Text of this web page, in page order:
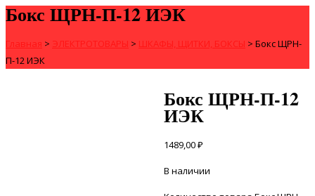
Бокс ЩРН-П-12 ИЭК
Главная > ЭЛЕКТРОТОВАРЫ > ШКАФЫ, ЩИТКИ, БОКСЫ > Бокс ЩРН-
П-12 ИЭК
Бокс ЩРН-П-12
ИЭК
1489,00₽
В наличии